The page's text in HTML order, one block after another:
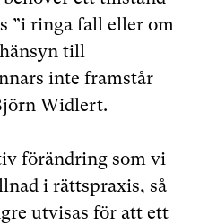
”i ringa fall eller om
till
inte framstår
Widlert.
förändring som vi
i rättspraxis, så
utvisas för att ett